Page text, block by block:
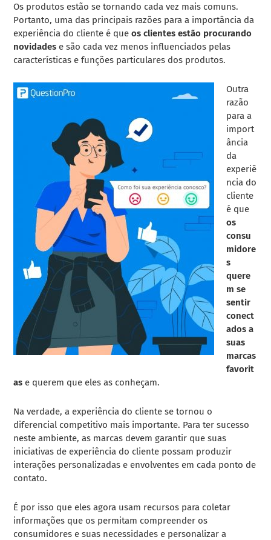
Os produtos estão se tornando cada vez mais comuns.
Portanto, uma das principais razões para a importância da
experiência do cliente é queos clientes estão procurando
novidades e são cada vez menos influenciados pelas
características e funções particulares dos produtos.
Outra
razão
para a
import
ância
da
experiê
ncia do
cliente
é que
os
consu
midore
s
quere
m se
sentir
conect
ados a
suas
marcas
favorit
as e querem que eles as conheçam.
Na verdade, a experiência do cliente se tornou o
diferencial competitivo mais importante. Para ter sucesso
neste ambiente, as marcas devem garantir que suas
iniciativas de experiência do cliente possam produzir
interações personalizadas e envolventes em cada ponto de
contato.
É por isso que eles agora usam recursos para coletar
informações que os permitam compreender os
consumidores e suas necessidades e personalizar a